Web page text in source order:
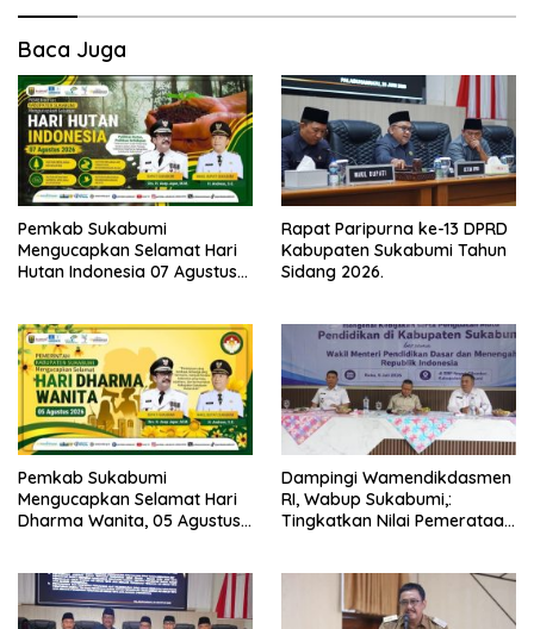
Baca Juga
Pemkab Sukabumi
Mengucapkan Selamat Hari
Hutan Indonesia 07 Agustus
Rapat Paripurna ke-13 DPRD
Kabupaten Sukabumi Tahun
Sidang 2026.
Pemkab Sukabumi
Mengucapkan Selamat Hari
Dharma Wanita, 05 Agustus
Dampingi Wamendikdasmen
RI, Wabup Sukabumi,:
Tingkatkan Nilai Pemerataan